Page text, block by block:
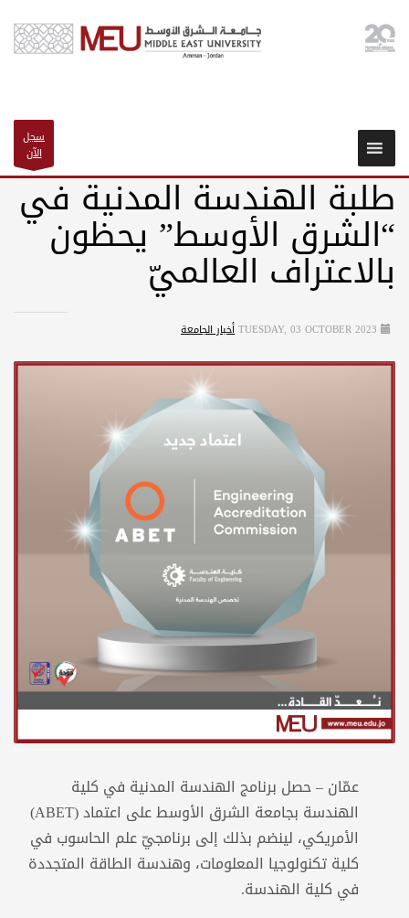
سجل
الآن
طلبة الهندسة المدنية في
“الشرق الأوسط” يحظون
بالاعتراف العالميّ
TUESDAY, 03 OCTOBER 2023أخبار الجامعة
عمّان – حصل برنامج الهندسة المدنية في كلية
الهندسة بجامعة الشرق الأوسط على اعتماد (ABET)
الأمريكي، لينضم بذلك إلى برنامجيّ علم الحاسوب في
كلية تكنولوجيا المعلومات، وهندسة الطاقة المتجددة
في كلية الهندسة.